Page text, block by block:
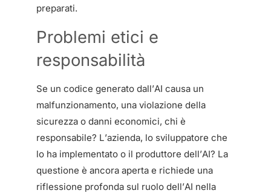
preparati.
Problemi etici e
responsabilità
Se un codice generato dall’AI causa un
malfunzionamento, una violazione della
sicurezza o danni economici, chi è
responsabile? L’azienda, lo sviluppatore che
lo ha implementato o il produttore dell’AI? La
questione è ancora aperta e richiede una
riflessione profonda sul ruolo dell’AI nella